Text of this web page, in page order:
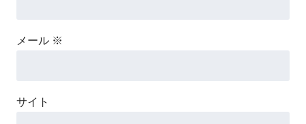
メール ※
サイト